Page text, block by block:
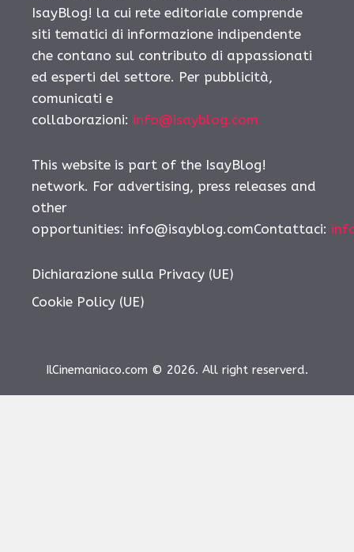
IsayBlog! la cui rete editoriale comprende
siti tematici di informazione indipendente
che contano sul contributo di appassionati
ed esperti del settore. Per pubblicità,
comunicati e
collaborazioni: info@isayblog.com
This website is part of the IsayBlog!
network. For advertising, press releases and
other
opportunities: info@isayblog.comContattaci:
Dichiarazione sulla Privacy (UE)
Cookie Policy (UE)
IlCinemaniaco.com © 2026. All right reserverd.